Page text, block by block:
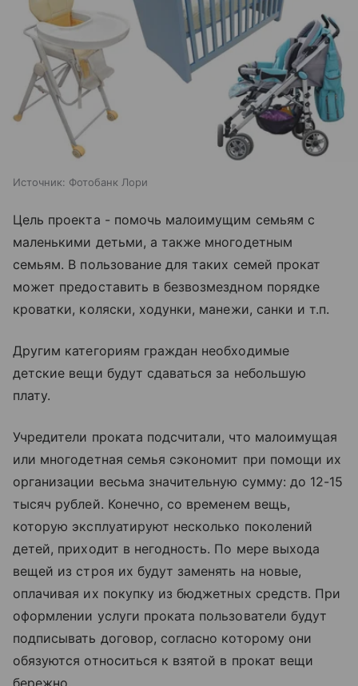
Источник: Фотобанк Лори
Цель проекта - помочь малоимущим семьям с
маленькими детьми, а также многодетным
семьям. В пользование для таких семей прокат
может предоставить в безвозмездном порядке
кроватки, коляски, ходунки, манежи, санки и т.п.
Другим категориям граждан необходимые
детские вещи будут сдаваться за небольшую
плату.
Учредители проката подсчитали, что малоимущая
или многодетная семья сэкономит при помощи их
организации весьма значительную сумму: до 12-15
тысяч рублей. Конечно, со временем вещь,
которую эксплуатируют несколько поколений
детей, приходит в негодность. По мере выхода
вещей из строя их будут заменять на новые,
оплачивая их покупку из бюджетных средств. При
оформлении услуги проката пользователи будут
подписывать договор, согласно которому они
обязуются относиться к взятой в прокат вещи
бережно.